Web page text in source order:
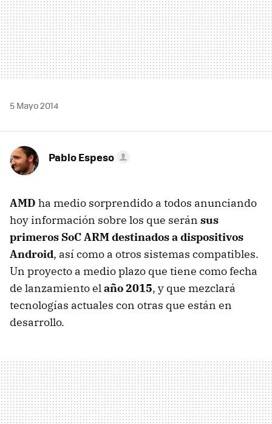
5 Mayo 2014
Pablo Espeso
AMD ha medio sorprendido a todos anunciando
hoy información sobre los que serán sus
primeros SoC ARM destinados a dispositivos
Android, así como a otros sistemas compatibles.
Un proyecto a medio plazo que tiene como fecha
de lanzamiento elaño 2015, y que mezclará
tecnologías actuales con otras que están en
desarrollo.